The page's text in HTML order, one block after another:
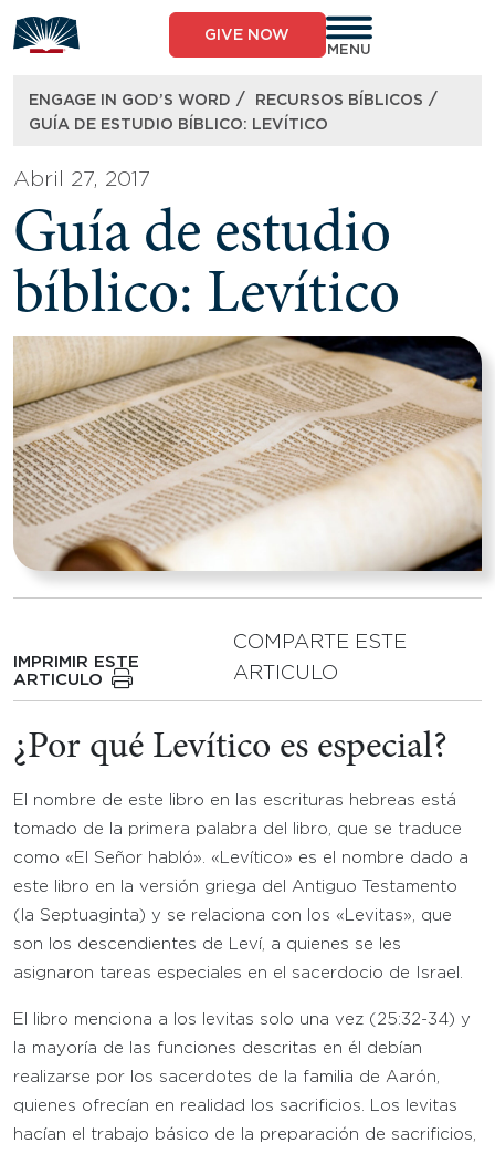
to
content
GIVE NOW
MENU
ENGAGE IN GOD’S WORD / RECURSOS BÍBLICOS​ /
GUÍA DE ESTUDIO BÍBLICO: LEVÍTICO
Abril 27, 2017
Guía de estudio
bíblico: Levítico
IMPRIMIR ESTE
ARTICULO
COMPARTE ESTE
ARTICULO
¿Por qué Levítico es especial?
El nombre de este libro en las escrituras hebreas está
tomado de la primera palabra del libro, que se traduce
como «El Señor habló». «Levítico» es el nombre dado a
este libro en la versión griega del Antiguo Testamento
(la Septuaginta) y se relaciona con los «Levitas», que
son los descendientes de Leví, a quienes se les
asignaron tareas especiales en el sacerdocio de Israel.
El libro menciona a los levitas solo una vez (25:32-34) y
la mayoría de las funciones descritas en él debían
realizarse por los sacerdotes de la familia de Aarón,
quienes ofrecían en realidad los sacrificios. Los levitas
hacían el trabajo básico de la preparación de sacrificios,